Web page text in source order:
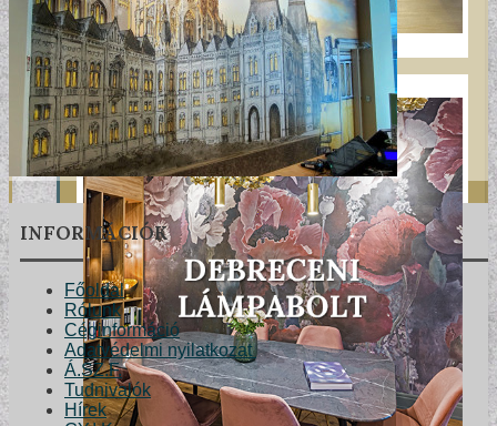
INFORMÁCIÓK
Főoldal
Rólunk
Céginformáció
Adatvédelmi nyilatkozat
Á.SZ.F.
Tudnivalók
Hírek